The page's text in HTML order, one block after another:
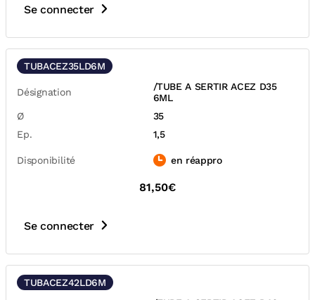
Se connecter
TUBACEZ35LD6M
Désignation
/TUBE A SERTIR ACEZ D35
6ML
Ø
35
Ep.
1,5
Disponibilité en réappro
81,50€
Se connecter
TUBACEZ42LD6M